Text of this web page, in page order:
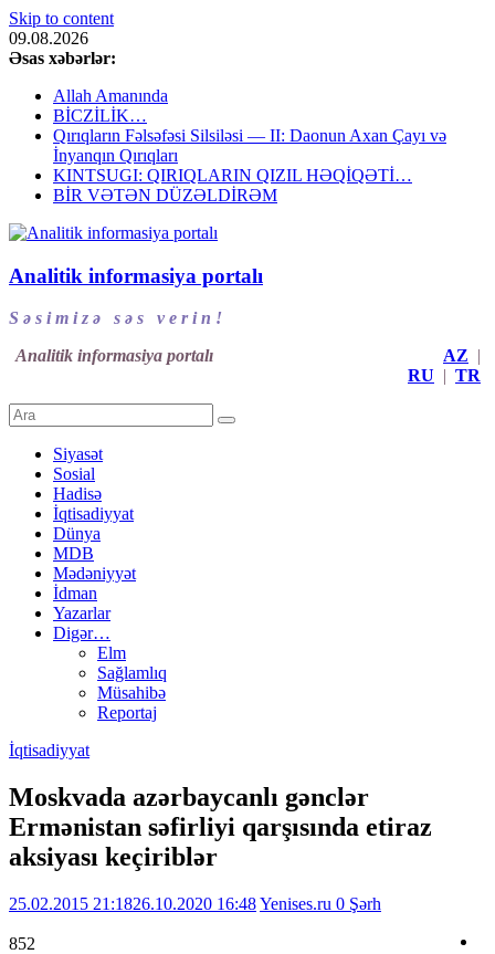
Skip to content
09.08.2026
Əsas xəbərlər:
Allah Amanında
BİCZİLİK…
Qırıqların Fəlsəfəsi Silsiləsi — II: Daonun Axan Çayı və
İnyanqın Qırıqları
KINTSUGI: QIRIQLARIN QIZIL HƏQİQƏTİ…
BİR VƏTƏN DÜZƏLDİRƏM
Analitik informasiya portalı
S ə s i m i z ə s ə s v e r i n !
Analitik informasiya portalı
AZ |
RU | TR
Siyasət
Sosial
Hadisə
İqtisadiyyat
Dünya
MDB
Mədəniyyət
İdman
Yazarlar
Digər…
Elm
Sağlamlıq
Müsahibə
Reportaj
İqtisadiyyat
Moskvada azərbaycanlı gənclər
Ermənistan səfirliyi qarşısında etiraz
aksiyası keçiriblər
25.02.2015 21:1826.10.2020 16:48Yenises.ru 0 Şərh
852